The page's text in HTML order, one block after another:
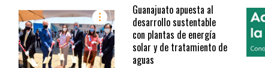
Guanajuato apuesta al
desarrollo sustentable
con plantas de energía
solar y de tratamiento de
aguas